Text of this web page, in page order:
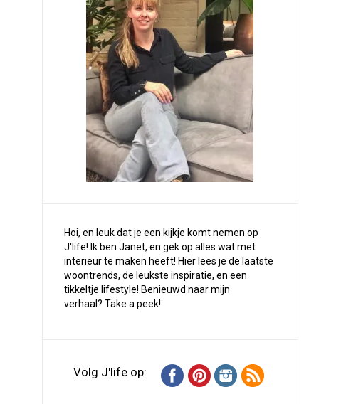
Hoi, en leuk dat je een kijkje komt nemen op
J'life! Ik ben Janet, en gek op alles wat met
interieur te maken heeft! Hier lees je de laatste
woontrends, de leukste inspiratie, en een
tikkeltje lifestyle! Benieuwd naar mijn
verhaal? Take a peek!
Volg J'life op: